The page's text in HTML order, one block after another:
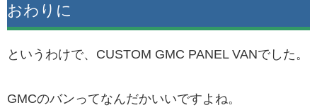
おわりに
というわけで、CUSTOM GMC PANEL VANでした。
GMCのバンってなんだかいいですよね。